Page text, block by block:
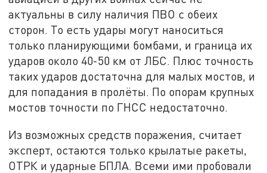
актуальны в силу наличия ПВО с обеих
сторон. То есть удары могут наноситься
только планирующими бомбами, и граница их
ударов около 40-50 км от ЛБС. Плюс точность
таких ударов достаточна для малых мостов, и
для попадания в пролёты. По опорам крупных
мостов точности по ГНСС недостаточно.
Из возможных средств поражения, считает
эксперт, остаются только крылатые ракеты,
ОТРК и ударные БПЛА. Всеми ими пробовали